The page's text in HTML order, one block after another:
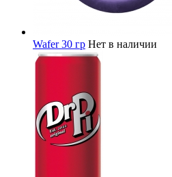
Wafer 30 гр Нет в наличии